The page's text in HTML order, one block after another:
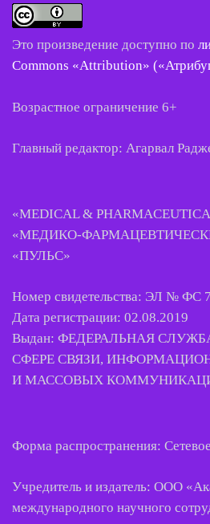
Это произведение доступно по
Commons «Attribution»
Возрастное ограничение 6+
Главный редактор: Агарвал
«MEDICAL &
«МЕДИКО-
«ПУЛЬС»
Номер свидетельства: ЭЛ № ФС
Дата регистрации: 02.08.2019
Выдан: ФЕДЕРАЛЬНАЯ
СФЕРЕ СВЯЗИ,
И МАССОВЫХ
Форма распространения:
Учредитель и издатель: ООО «
международного научного